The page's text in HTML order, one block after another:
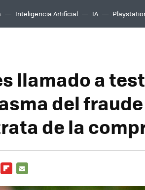
Inteligencia Artificial IA
llamado a
del
de la